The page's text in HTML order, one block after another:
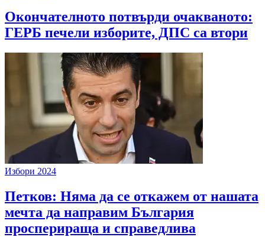
Окончателното потвърди очакваното:
ГЕРБ печели изборите, ДПС са втори
Избори 2024
Петков: Няма да се откажем от нашата
мечта да направим България
просперираща и справедлива